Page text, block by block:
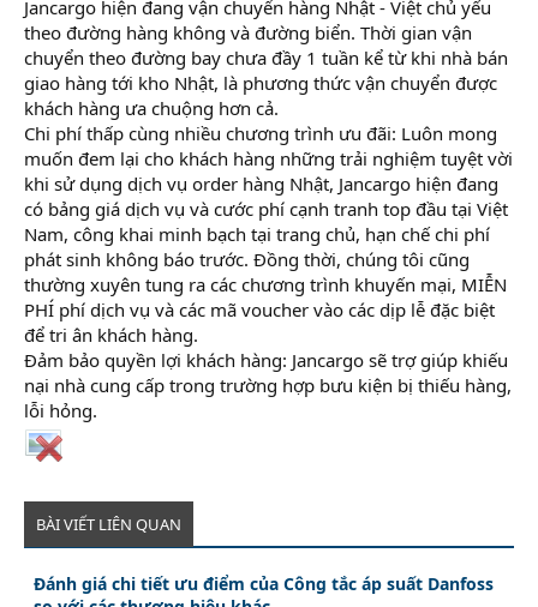
Jancargo hiện đang vận chuyển hàng Nhật - Việt chủ yếu
theo đường hàng không và đường biển. Thời gian vận
chuyển theo đường bay chưa đầy 1 tuần kể từ khi nhà bán
giao hàng tới kho Nhật, là phương thức vận chuyển được
khách hàng ưa chuộng hơn cả.
Chi phí thấp cùng nhiều chương trình ưu đãi: Luôn mong
muốn đem lại cho khách hàng những trải nghiệm tuyệt vời
khi sử dụng dịch vụ order hàng Nhật, Jancargo hiện đang
có bảng giá dịch vụ và cước phí cạnh tranh top đầu tại Việt
Nam, công khai minh bạch tại trang chủ, hạn chế chi phí
phát sinh không báo trước. Đồng thời, chúng tôi cũng
thường xuyên tung ra các chương trình khuyến mại, MIỄN
PHÍ phí dịch vụ và các mã voucher vào các dịp lễ đặc biệt
để tri ân khách hàng.
Đảm bảo quyền lợi khách hàng: Jancargo sẽ trợ giúp khiếu
nại nhà cung cấp trong trường hợp bưu kiện bị thiếu hàng,
lỗi hỏng.
BÀI VIẾT LIÊN QUAN
Đánh giá chi tiết ưu điểm của Công tắc áp suất Danfoss